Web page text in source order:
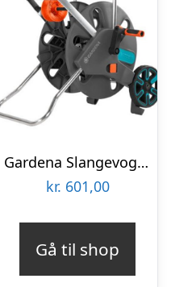
Gardena Slangevogn AquaRoll L Easy
kr. 601,00
Gå til shop